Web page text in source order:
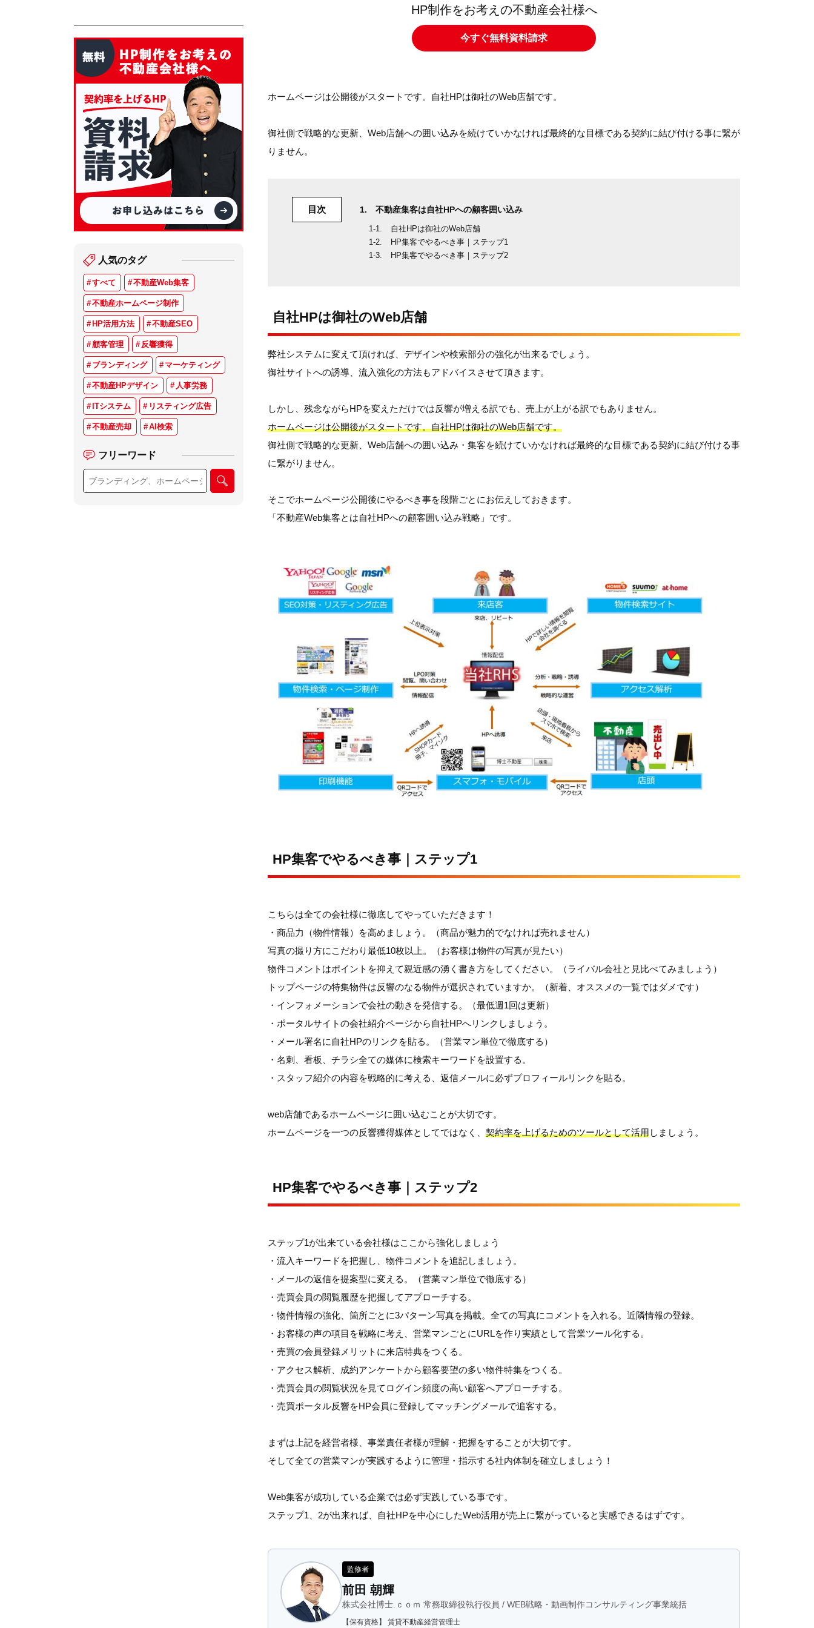
人気のタグ
すべて 不動産Web集客
不動産ホームページ制作
HP活用方法 不動産SEO
顧客管理 反響獲得
ブランディング マーケティング
不動産HPデザイン 人事労務
ITシステム リスティング広告
不動産売却 AI検索
フリーワード
HP制作をお考えの不動産会社様へ
今すぐ無料資料請求
ホームページは公開後がスタートです。自社HPは御社のWeb店舗です。
御社側で戦略的な更新、Web店舗への囲い込みを続けていかなければ最終的な目標である契約に結び付ける事に繋が
りません。
目次 不動産集客は自社HPへの顧客囲い込み
自社HPは御社のWeb店舗
HP集客でやるべき事｜ステップ1
HP集客でやるべき事｜ステップ2
自社HPは御社のWeb店舗
弊社システムに変えて頂ければ、デザインや検索部分の強化が出来るでしょう。
御社サイトへの誘導、流入強化の方法もアドバイスさせて頂きます。
しかし、残念ながらHPを変えただけでは反響が増える訳でも、売上が上がる訳でもありません。
ホームページは公開後がスタートです。自社HPは御社のWeb店舗です。
御社側で戦略的な更新、Web店舗への囲い込み・集客を続けていかなければ最終的な目標である契約に結び付ける事
に繋がりません。
そこでホームページ公開後にやるべき事を段階ごとにお伝えしておきます。
「不動産Web集客とは自社HPへの顧客囲い込み戦略」です。
HP集客でやるべき事｜ステップ1
こちらは全ての会社様に徹底してやっていただきます！
・商品力（物件情報）を高めましょう。（商品が魅力的でなければ売れません）
写真の撮り方にこだわり最低10枚以上。（お客様は物件の写真が見たい）
物件コメントはポイントを抑えて親近感の湧く書き方をしてください。（ライバル会社と見比べてみましょう）
トップページの特集物件は反響のなる物件が選択されていますか。（新着、オススメの一覧ではダメです）
・インフォメーションで会社の動きを発信する。（最低週1回は更新）
・ポータルサイトの会社紹介ページから自社HPへリンクしましょう。
・メール署名に自社HPのリンクを貼る。（営業マン単位で徹底する）
・名刺、看板、チラシ全ての媒体に検索キーワードを設置する。
・スタッフ紹介の内容を戦略的に考える、返信メールに必ずプロフィールリンクを貼る。
web店舗であるホームページに囲い込むことが大切です。
ホームページを一つの反響獲得媒体としてではなく、 契約率を上げるためのツールとして活用しましょう。
HP集客でやるべき事｜ステップ2
ステップ1が出来ている会社様はここから強化しましょう
・流入キーワードを把握し、物件コメントを追記しましょう。
・メールの返信を提案型に変える。（営業マン単位で徹底する）
・売買会員の閲覧履歴を把握してアプローチする。
・物件情報の強化、箇所ごとに3パターン写真を掲載。全ての写真にコメントを入れる。近隣情報の登録。
・お客様の声の項目を戦略に考え、営業マンごとにURLを作り実績として営業ツール化する。
・売買の会員登録メリットに来店特典をつくる。
・アクセス解析、成約アンケートから顧客要望の多い物件特集をつくる。
・売買会員の閲覧状況を見てログイン頻度の高い顧客へアプローチする。
・売買ポータル反響をHP会員に登録してマッチングメールで追客する。
まずは上記を経営者様、事業責任者様が理解・把握をすることが大切です。
そして全ての営業マンが実践するように管理・指示する社内体制を確立しましょう！
Web集客が成功している企業では必ず実践している事です。
ステップ1、2が出来れば、自社HPを中心にしたWeb活用が売上に繋がっていると実感できるはずです。
監修者
前田 朝輝
株式会社博士.ｃｏｍ 常務取締役執行役員 / WEB戦略・動画制作コンサルティング事業統括
【保有資格】 賃貸不動産経営管理士